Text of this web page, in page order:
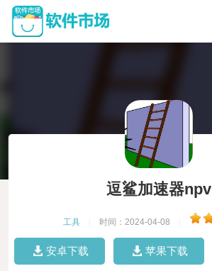
逗鲨加速器npv
工具 时间：2024-04-08
安卓下载 苹果下载